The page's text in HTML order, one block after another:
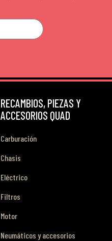
RECAMBIOS, PIEZAS Y
ACCESORIOS QUAD
Carburación
Chasis
Eléctrico
Filtros
Motor
Neumáticos y accesorios